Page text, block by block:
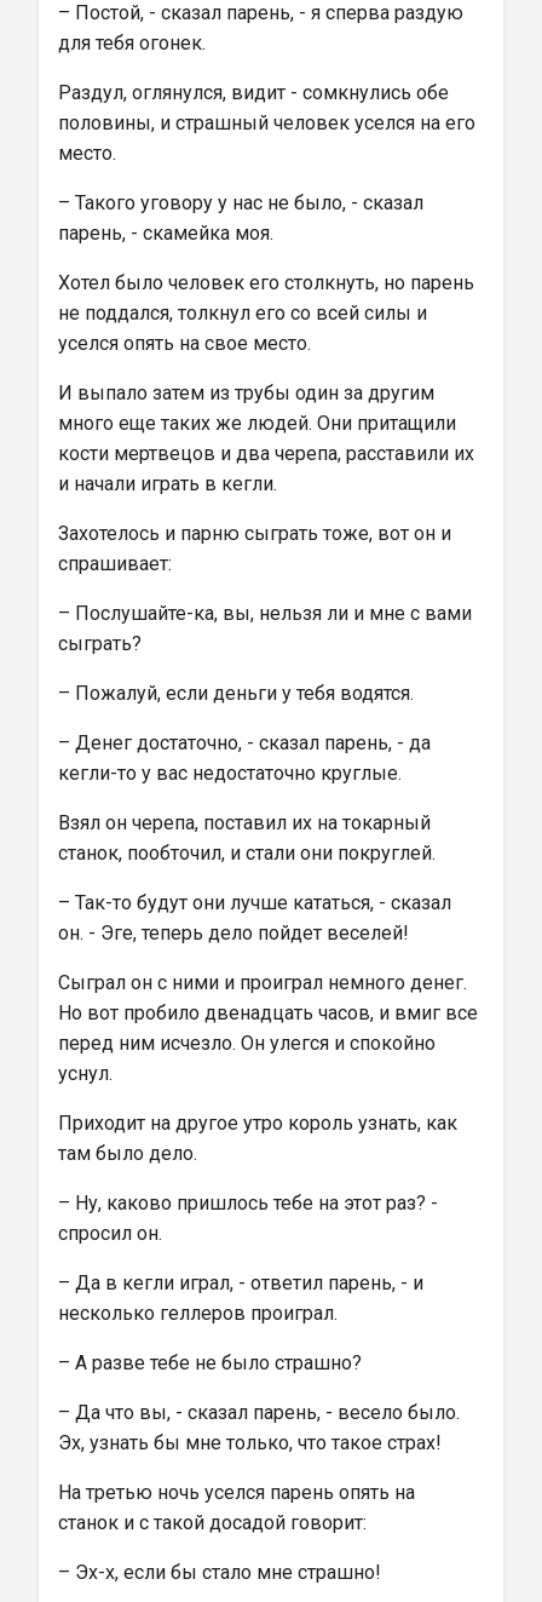
– Постой, - сказал парень, - я сперва раздую
для тебя огонек.
Раздул, оглянулся, видит - сомкнулись обе
половины, и страшный человек уселся на его
место.
– Такого уговору у нас не было, - сказал
парень, - скамейка моя.
Хотел было человек его столкнуть, но парень
не поддался, толкнул его со всей силы и
уселся опять на свое место.
И выпало затем из трубы один за другим
много еще таких же людей. Они притащили
кости мертвецов и два черепа, расставили их
и начали играть в кегли.
Захотелось и парню сыграть тоже, вот он и
спрашивает:
– Послушайте-ка, вы, нельзя ли и мне с вами
сыграть?
– Пожалуй, если деньги у тебя водятся.
– Денег достаточно, - сказал парень, - да
кегли-то у вас недостаточно круглые.
Взял он черепа, поставил их на токарный
станок, пообточил, и стали они покруглей.
– Так-то будут они лучше кататься, - сказал
он. - Эге, теперь дело пойдет веселей!
Сыграл он с ними и проиграл немного денег.
Но вот пробило двенадцать часов, и вмиг все
перед ним исчезло. Он улегся и спокойно
уснул.
Приходит на другое утро король узнать, как
там было дело.
– Ну, каково пришлось тебе на этот раз? -
спросил он.
– Да в кегли играл, - ответил парень, - и
несколько геллеров проиграл.
– А разве тебе не было страшно?
– Да что вы, - сказал парень, - весело было.
Эх, узнать бы мне только, что такое страх!
На третью ночь уселся парень опять на
станок и с такой досадой говорит:
– Эх-х, если бы стало мне страшно!